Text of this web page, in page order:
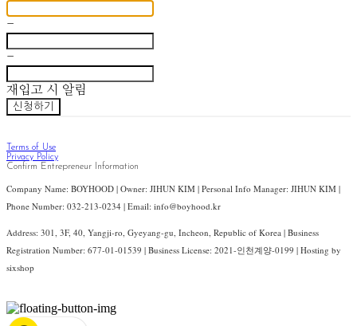
-
-
재입고 시 알림
신청하기
Terms of Use
Privacy Policy
Confirm Entrepreneur Information
Company Name: BOYHOOD | Owner: JIHUN KIM | Personal Info Manager: JIHUN KIM |
Phone Number: 032-213-0234 | Email: info@boyhood.kr
Address: 301, 3F, 40, Yangji-ro, Gyeyang-gu, Incheon, Republic of Korea | Business
Registration Number: 677-01-01539 | Business License: 2021-인천계양-0199 | Hosting by
sixshop